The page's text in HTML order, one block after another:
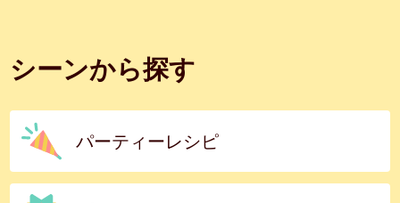
シーンから探す
パーティーレシピ